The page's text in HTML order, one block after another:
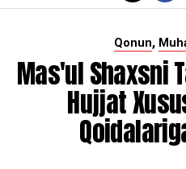
Qonun,
Mas'ul Shaxsni
Hujjat